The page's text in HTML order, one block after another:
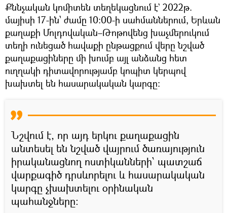
Քննչական կոմիտեն տեղեկացնում է` 2022թ.
մայիսի 17-ին՝ ժամը 10:00-ի սահմաններում, Երևան
քաղաքի Մոլդովական–Թոթովենց խաչմերուկում
տեղի ունեցած հավաքի ընթացքում վերը նշված
քաղաքացիները մի խումբ այլ անձանց հետ
ուղղակի դիտավորությամբ կոպիտ կերպով
խախտել են հասարակական կարգը։
Նշվում է, որ այդ երկու քաղաքացին
անտեսել են նշված վայրում ծառայություն
իրականացնող ոստիկանների՝ պատշաճ
վարքագիծ դրսևորելու և հասարակական
կարգը չխախտելու օրինական
պահանջները։